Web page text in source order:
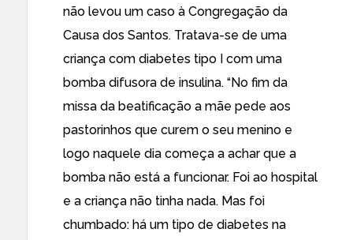
não levou um caso à Congregação da
Causa dos Santos. Tratava-se de uma
criança com diabetes tipo I com uma
bomba difusora de insulina. “No fim da
missa da beatificação a mãe pede aos
pastorinhos que curem o seu menino e
logo naquele dia começa a achar que a
bomba não está a funcionar. Foi ao hospital
e a criança não tinha nada. Mas foi
chumbado: há um tipo de diabetes na